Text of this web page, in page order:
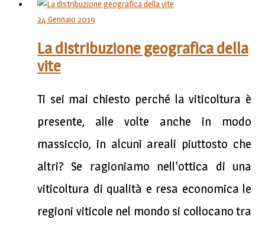
24 Gennaio 2019
La distribuzione geografica della
vite
Ti sei mai chiesto perché la viticoltura è
presente, alle volte anche in modo
massiccio, in alcuni areali piuttosto che
altri? Se ragioniamo nell’ottica di una
viticoltura di qualità e resa economica le
regioni viticole nel mondo si collocano tra